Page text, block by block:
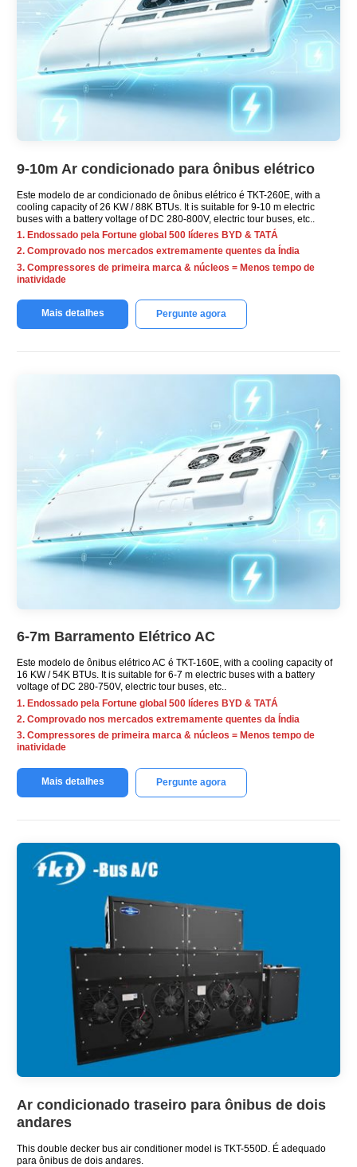
9-10m Ar condicionado para ônibus elétrico
Este modelo de ar condicionado de ônibus elétrico é TKT-260E, with a
cooling capacity of26 KW / 88K BTUs. It is suitable for 9-10 m electric
buses with a battery voltage of DC 280-800V, electric tour buses, etc..
1. Endossado pela Fortune global 500 líderes BYD & TATÁ
2. Comprovado nos mercados extremamente quentes da Índia
3. Compressores de primeira marca & núcleos = Menos tempo de
inatividade
Mais detalhes Pergunte agora
6-7m Barramento Elétrico AC
Este modelo de ônibus elétrico AC é TKT-160E, with a cooling capacity of
16 KW / 54K BTUs. It is suitable for 6-7 m electric buses with a battery
voltage of DC 280-750V, electric tour buses, etc..
1. Endossado pela Fortune global 500 líderes BYD & TATÁ
2. Comprovado nos mercados extremamente quentes da Índia
3. Compressores de primeira marca & núcleos = Menos tempo de
inatividade
Mais detalhes Pergunte agora
Ar condicionado traseiro para ônibus de dois
andares
This double decker bus air conditioner model is TKT-550D. É adequado
para ônibus de dois andares.